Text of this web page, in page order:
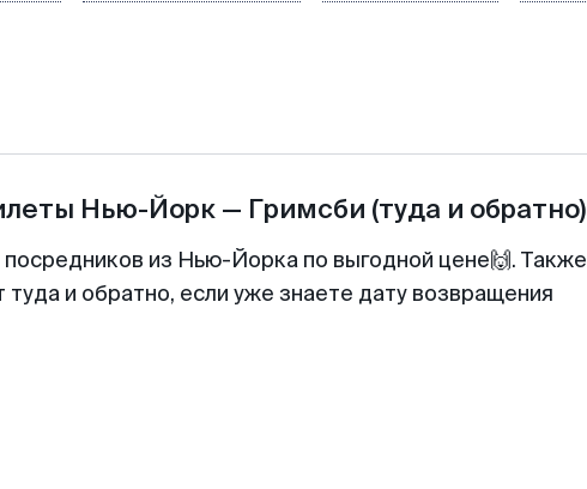
Нью-Йорк — Гримсби (туда и обратно)
из Нью-Йорка по выгодной цене🙌.
туда и обратно, если уже знаете дату возвращения